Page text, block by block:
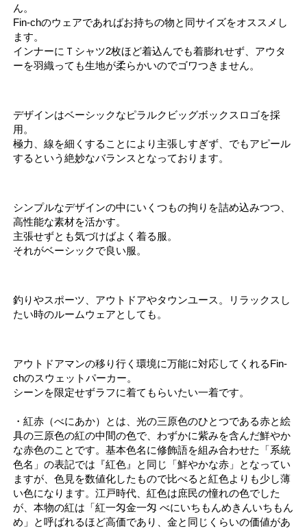
ん。
Fin-chのウェアであればお持ちの物と同サイズをオススメし
ます。
インナーにＴシャツ2枚ほど着込んでも着膨れせず、アウタ
ーを羽織っても生地が柔らかいのでゴワつきません。
デザインはベーシックなピラルクビッグボックスロゴを採
用。
極力、線を細くすることにより主張しすぎず、でもアピール
するという絶妙なバランスとなっております。
シンプルなデザインの中にいくつもの拘りを詰め込みつつ、
高性能な素材を活かす。
主張せずとも気づけばよく着る服。
それがベーシックで良い服。
釣りやスポーツ、アウトドアやタウンユース。リラックスし
たい時のルームウェアとしても。
アウトドアマンの移り行く環境に万能に対応してくれるFin-
chのスウェットパーカー。
シーンを限定せずラフに着てもらいたい一着です。
・紅赤（べにあか）とは、光の三原色のひとつである赤と絵
具の三原色の紅の中間の色で、 わずかに紫みを含んだ鮮やか
な赤色のことです。基本色名に修飾語を組み合わせた「系統
色名」の表記では『紅色』と同じ「鮮やかな赤」となってい
ますが、色見を数値化したもので比べると紅色よりも少し薄
い色になります。江戸時代、紅色は庶民の憧れの色でした
が、本物の紅は「紅一匁金一匁 べにいちもんめきんいちもん
め」と呼ばれるほど高価であり、金と同じくらいの価値があ